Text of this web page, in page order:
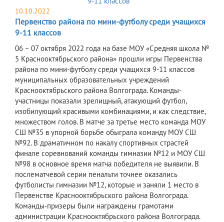
10.10.2022
Первенство района по мини-футболу среди учащихся
9-11 классов
06 – 07 октября 2022 года на базе МОУ «Средняя школа №
5 Краснооктябрьского района» прошли игры Первенства
района по мини-футболу среди учащихся 9-11 классов
муниципальных образовательных учреждений
Краснооктябрьского района Волгограда. Команды-
участницы показали зрелищный, атакующий футбол,
изобилующий красивыми комбинациями, и как следствие,
множеством голов. В матче за третье место команда МОУ
СШ №35 в упорной борьбе обыграла команду МОУ СШ
№92. В драматичном по накалу спортивных страстей
финале соревнований команды гимназии №12 и МОУ СШ
№98 в основное время матча победителя не выявили. В
послематчевой серии пенальти точнее оказались
футболисты гимназии №12, которые и заняли 1 место в
Первенстве Краснооктябрьского района Волгограда.
Команды-призеры были награждены грамотами
администрации Краснооктябрьского района Волгограда.